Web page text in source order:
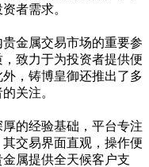
者需求。
金属交易市场的重要参
致力于为投资者提供便
，铸博皇御还推出了多
关注。
的经验基础，平台专注
交易界面直观，操作便
属提供全天候客户支